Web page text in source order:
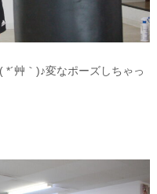
艸｀)♪変なポーズしちゃっ